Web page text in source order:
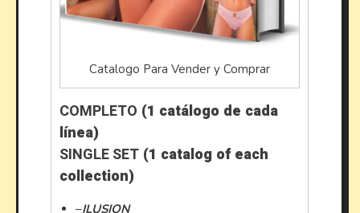
Catalogo Para Vender y Comprar
COMPLETO (1 catálogo de cada
línea)
SINGLE SET (1 catalog of each
collection)
–ILUSION